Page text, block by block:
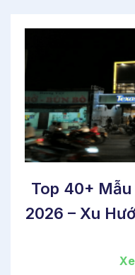
Top 40+
2026 – Xu